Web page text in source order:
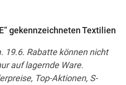
gekennzeichneten Textilien
19.6. Rabatte können nicht
auf lagernde Ware.
Top-Aktionen, S-